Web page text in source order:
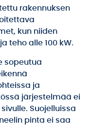
rakennuksen
kun niiden
teho alle 100 kW.
sopeutua
ja
järjestelmää ei
Suojelluissa
pinta ei saa